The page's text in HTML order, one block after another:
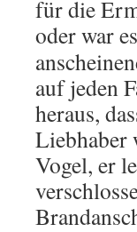
für die
oder war
auf jeden
heraus,
Liebhaber
Vogel, er